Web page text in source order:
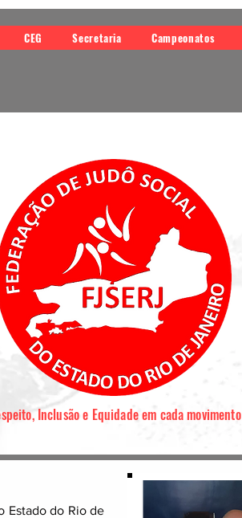
CEG Secretaria Campeonatos
Inclusão e Equidade em cada movimento
do Rio de